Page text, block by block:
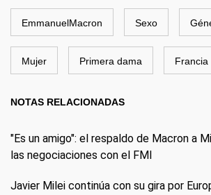
EmmanuelMacron Sexo
Mujer Primera dama Francia
NOTAS RELACIONADAS
"Es un amigo": el respaldo de Macron a
las negociaciones con el FMI
Javier Milei continúa con su gira por